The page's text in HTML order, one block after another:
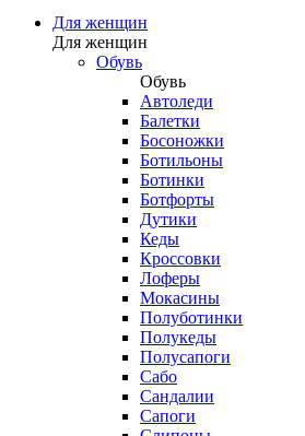
Для женщин
Для женщин
Обувь
Обувь
Автоледи
Балетки
Босоножки
Ботильоны
Ботинки
Ботфорты
Дутики
Кеды
Кроссовки
Лоферы
Мокасины
Полуботинки
Полукеды
Полусапоги
Сабо
Сандалии
Сапоги